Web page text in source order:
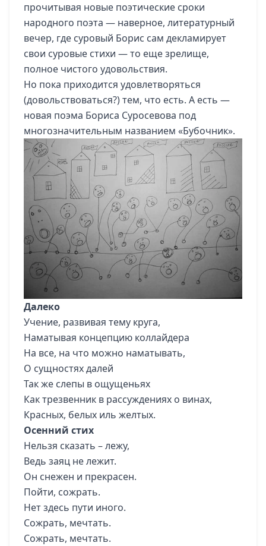
прочитывая новые поэтические сроки
народного поэта — наверное, литературный
вечер, где суровый Борис сам декламирует
свои суровые стихи — то еще зрелище,
полное чистого удовольствия.
Но пока приходится удовлетворяться
(довольствоваться?) тем, что есть. А есть —
новая поэма Бориса Суросевова под
многозначительным названием «Бубочник».
Далеко
Учение, развивая тему круга,
Наматывая концепцию коллайдера
На все, на что можно наматывать,
О сущностях далей
Так же слепы в ощущеньях
Как трезвенник в рассуждениях о винах,
Красных, белых иль желтых.
Осенний стих
Нельзя сказать – лежу,
Ведь заяц не лежит.
Он снежен и прекрасен.
Пойти, сожрать.
Нет здесь пути иного.
Сожрать, мечтать.
Сожрать, мечтать.